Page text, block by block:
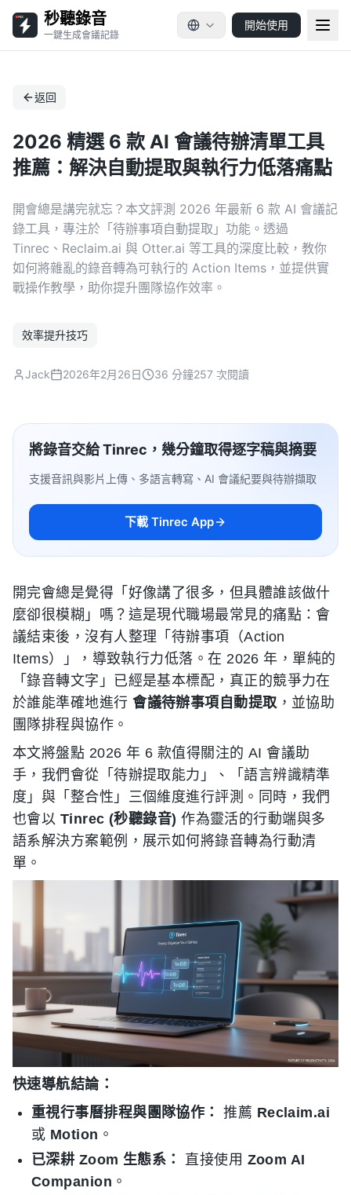
秒聽錄音
一鍵生成會議記錄
開始使用
返回
2026 精選 6 款 AI 會議待辦清單工具
推薦：解決自動提取與執行力低落痛點
開會總是講完就忘？本文評測 2026 年最新 6 款 AI 會議記
錄工具，專注於「待辦事項自動提取」功能。透過
Tinrec、Reclaim.ai 與 Otter.ai 等工具的深度比較，教你
如何將雜亂的錄音轉為可執行的 Action Items，並提供實
戰操作教學，助你提升團隊協作效率。
效率提升技巧
Jack 2026年2月26日 36 分鐘257 次閱讀
將錄音交給 Tinrec，幾分鐘取得逐字稿與摘要
支援音訊與影片上傳、多語言轉寫、AI 會議紀要與待辦擷取
下載 Tinrec App
開完會總是覺得「好像講了很多，但具體誰該做什
麼卻很模糊」嗎？這是現代職場最常見的痛點：會
議結束後，沒有人整理「待辦事項（Action
Items）」，導致執行力低落。在 2026 年，單純的
「錄音轉文字」已經是基本標配，真正的競爭力在
於誰能準確地進行會議待辦事項自動提取，並協助
團隊排程與協作。
本文將盤點 2026 年 6 款值得關注的 AI 會議助
手，我們會從「待辦提取能力」、「語言辨識精準
度」與「整合性」三個維度進行評測。同時，我們
也會以 Tinrec (秒聽錄音) 作為靈活的行動端與多
語系解決方案範例，展示如何將錄音轉為行動清
單。
快速導航結論：
重視行事曆排程與團隊協作：
推薦 Reclaim.ai
或 Motion 。
已深耕 Zoom 生態系：
直接使用 Zoom AI
Companion 。